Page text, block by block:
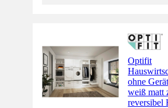
Optifit
ohne
weiß matt